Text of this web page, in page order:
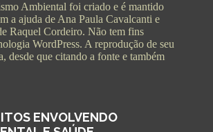
Ambiental foi criado e é mantido
a ajuda de Ana Paula Cavalcanti e
Raquel Cordeiro. Não tem fins
WordPress. A reprodução de seu
desde que citando a fonte e também
ENVOLVENDO